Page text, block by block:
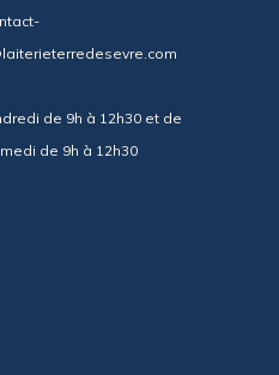
de 9h à 12h30 et de
de 9h à 12h30